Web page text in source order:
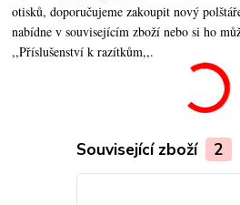
otisků, doporučujeme zakoupit nový
nabídne v souvisejícím zboží nebo si ho
,,Příslušenství k razítkům,,.
Související zboží 2